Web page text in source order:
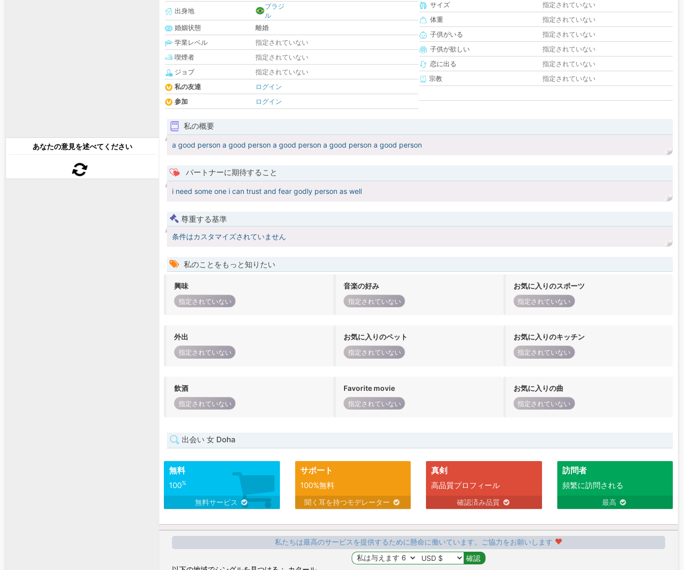
あなたの意見を述べてください
出身地
ブラジ
ル
婚姻状態
離婚
学業レベル
指定されていない
喫煙者
指定されていない
ジョブ
指定されていない
私の友達
ログイン
参加
ログイン
サイズ
指定されていない
体重
指定されていない
子供がいる
指定されていない
子供が欲しい
指定されていない
恋に出る
指定されていない
宗教
指定されていない
私の概要
a good person a good person a good person a good person a good person
パートナーに期待すること
i need some one i can trust and fear godly person as well
尊重する基準
条件はカスタマイズされていません
私のことをもっと知りたい
興味
指定されていない
音楽の好み
指定されていない
お気に入りのスポーツ
指定されていない
外出
指定されていない
お気に入りのペット
指定されていない
お気に入りのキッチン
指定されていない
飲酒
指定されていない
Favorite movie
指定されていない
お気に入りの曲
指定されていない
出会い 女 Doha
無料
100%
無料サービス
サポート
100%無料
聞く耳を持つモデレーター
真剣
高品質プロフィール
確認済み品質
訪問者
頻繁に訪問される
最高
私たちは最高のサービスを提供するために懸命に働いています。ご協力をお願いします